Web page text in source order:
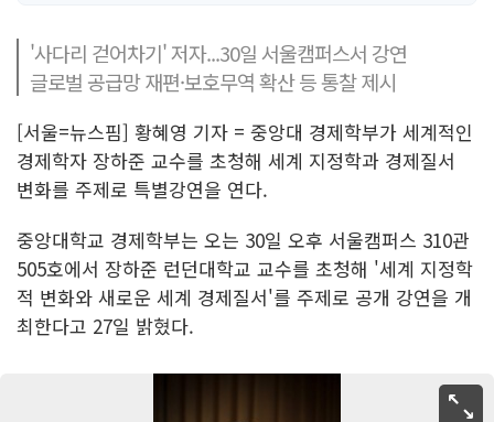
'사다리 걷어차기' 저자...30일 서울캠퍼스서 강연
글로벌 공급망 재편·보호무역 확산 등 통찰 제시
[서울=뉴스핌] 황혜영 기자 = 중앙대 경제학부가 세계적인
경제학자 장하준 교수를 초청해 세계 지정학과 경제질서
변화를 주제로 특별강연을 연다.
중앙대학교 경제학부는 오는 30일 오후 서울캠퍼스 310관
505호에서 장하준 런던대학교 교수를 초청해 '세계 지정학
적 변화와 새로운 세계 경제질서'를 주제로 공개 강연을 개
최한다고 27일 밝혔다.